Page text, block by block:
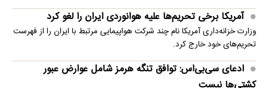
آمریکا برخی تحریم‌ها علیه هوانوردی ایران را لغو کرد
وزارت خزانه‌داری آمریکا نام چند شرکت هواپیمایی مرتبط با ایران را از فهرست
تحریم‌های خود خارج کرد.
ادعای سی‌بی‌اس: توافق تنگه هرمز شامل عوارض عبور